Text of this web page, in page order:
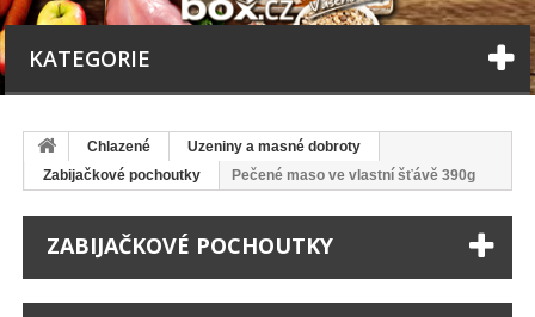
KATEGORIE
Chlazené
Uzeniny a masné dobroty
Zabijačkové pochoutky
Pečené maso ve vlastní šťávě 390g
ZABIJAČKOVÉ POCHOUTKY